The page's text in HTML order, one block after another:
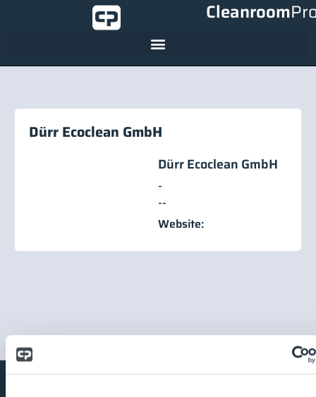
Cleanroom
Dürr Ecoclean GmbH
Dürr Ecoclean GmbH
-
--
Website: